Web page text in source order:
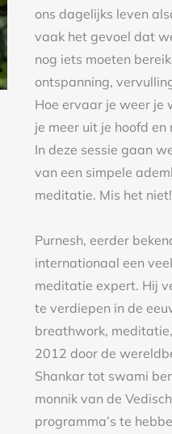
ons dagelijks leven
vaak het gevoel dat
nog iets moeten
ontspanning,
Hoe ervaar je weer je
je meer uit je hoofd en
In deze sessie gaan
van een simpele
meditatie. Mis het niet!
Purnesh, eerder
internationaal een
meditatie expert. Hij
te verdiepen in de
breathwork,
2012 door de
Shankar tot swami
monnik van de
programma’s te